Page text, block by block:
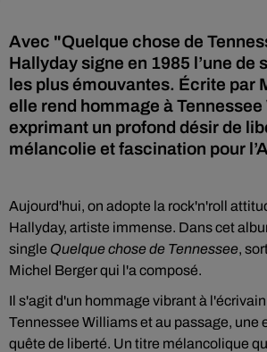
Avec "Quelque chose de
Hallyday signe en 1985 l’une de
les plus émouvantes. Écrite par
elle rend hommage à
exprimant un profond désir de
mélancolie et fascination pour
Aujourd'hui, on adopte la rock'n'roll
Hallyday, artiste immense. Dans cet
single Quelque chose de Tennessee,
Michel Berger qui l'a composé.
Il s'agit d'un hommage vibrant à
Tennessee Williams et au passage, une
quête de liberté. Un titre mélancolique